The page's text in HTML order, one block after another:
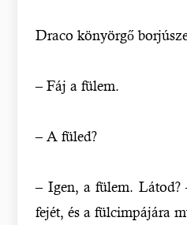
Draco könyörgő
– Fáj a fülem.
– A füled?
– Igen, a fülem. Látod?
fejét, és a fülcimpájára